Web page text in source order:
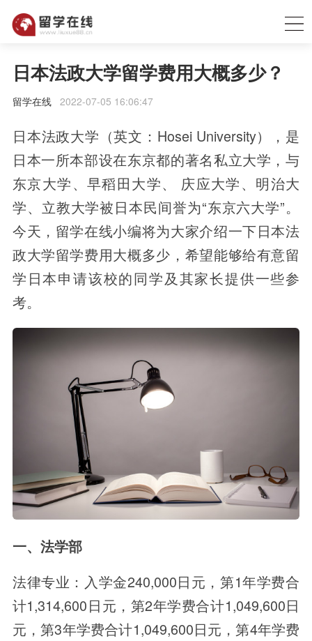
日本法政大学留学费用大概多少？
留学在线2022-07-05 16:06:47
日本法政大学（英文：Hosei University），是
日本一所本部设在东京都的著名私立大学，与
东京大学、早稻田大学、 庆应大学、明治大
学、立教大学被日本民间誉为“东京六大学”。
今天，留学在线小编将为大家介绍一下日本法
政大学留学费用大概多少，希望能够给有意留
学日本申请该校的同学及其家长提供一些参
考。
一、法学部
法律专业：入学金240,000日元，第1年学费合
计1,314,600日元，第2年学费合计1,049,600日
元，第3年学费合计1,049,600日元，第4年学费